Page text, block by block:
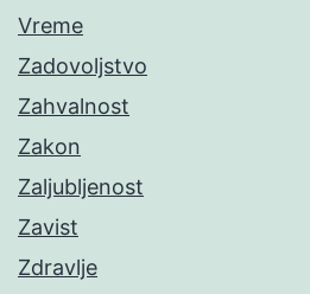
Vreme
Zadovoljstvo
Zahvalnost
Zakon
Zaljubljenost
Zavist
Zdravlje